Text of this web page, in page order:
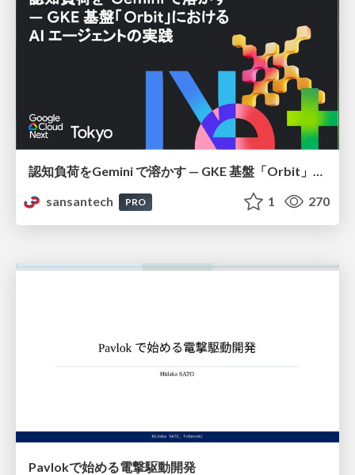
認知負荷をGemini で溶かす — GKE 基盤「Orbit」における AI エージェントの実践
sansantech
PRO 1 270
Pavlokで始める電撃駆動開発